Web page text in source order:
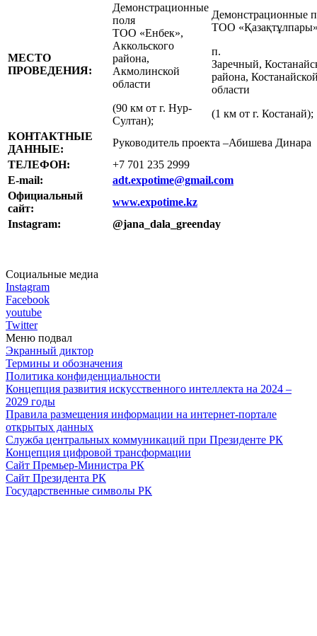
МЕСТО
ПРОВЕДЕНИЯ:
Демонстрационные
поля
ТОО «Енбек»,
Аккольского
района,
Акмолинской
области
(90 км от г. Нур-
Султан);
Демонстрационные
ТОО
п.
Заречный,
района,
области
(1 км от г. Костанай);
КОНТАКТНЫЕ
ДАННЫЕ:
Руководитель проекта –Абишева Динара
ТЕЛЕФОН:
+7 701 235 2999
E-mail:
adt.expotime@gmail.com
Официальный
сайт:
www.expotime.kz
Instagram: @jana_dala_greenday
Социальные медиа
Instagram
Facebook
youtube
Twitter
Меню подвал
Экранный диктор
Термины и обозначения
Политика конфиденциальности
Концепция развития искусственного интеллекта на 2024 –
2029 годы
Правила размещения информации на интернет-портале
открытых данных
Служба центральных коммуникаций при Президенте РК
Концепция цифровой трансформации
Сайт Премьер-Министра РК
Сайт Президента РК
Государственные символы РК